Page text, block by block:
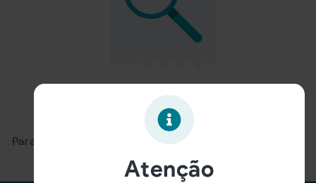
Oportunidade expirada!
Para ver mais, acesse a páginaBuscar Oportunidades.
Atenção